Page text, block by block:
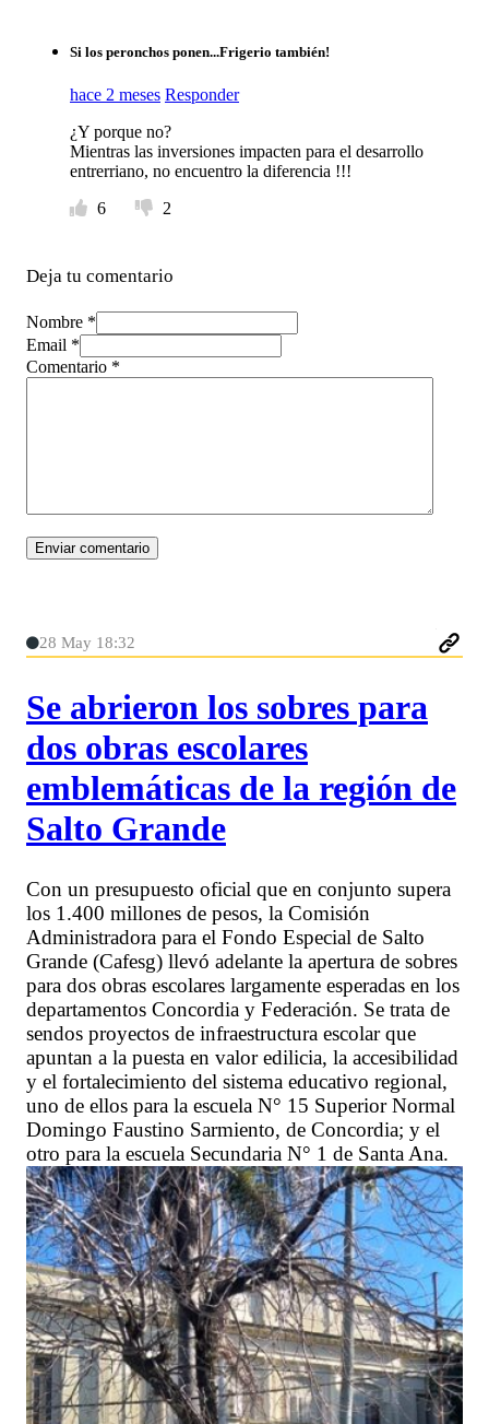
Si los peronchos ponen...Frigerio también!
hace 2 meses Responder
¿Y porque no?
Mientras las inversiones impacten para el desarrollo
entrerriano, no encuentro la diferencia !!!
6
2
Deja tu comentario
Nombre *
Email *
Comentario *
28 May 18:32
Se abrieron los sobres para
dos obras escolares
emblemáticas de la región de
Salto Grande
Con un presupuesto oficial que en conjunto supera
los 1.400 millones de pesos, la Comisión
Administradora para el Fondo Especial de Salto
Grande (Cafesg) llevó adelante la apertura de sobres
para dos obras escolares largamente esperadas en los
departamentos Concordia y Federación. Se trata de
sendos proyectos de infraestructura escolar que
apuntan a la puesta en valor edilicia, la accesibilidad
y el fortalecimiento del sistema educativo regional,
uno de ellos para la escuela N° 15 Superior Normal
Domingo Faustino Sarmiento, de Concordia; y el
otro para la escuela Secundaria N° 1 de Santa Ana.